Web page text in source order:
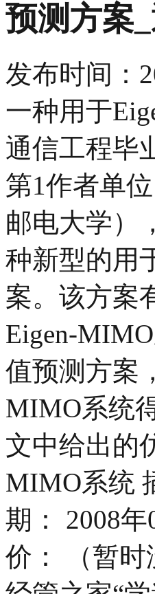
预测方案
发布时间：
一种用于
通信工程毕
第1作者单
邮电大学）
种新型的用
案。该方案
Eigen-
值预测方案
MIMO系统
文中给出的
MIMO系统
期： 2008
价： （暂时